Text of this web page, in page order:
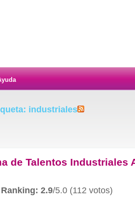
industriales
de Talentos Industriales
Ranking: 2.9/5.0 (112 votos)